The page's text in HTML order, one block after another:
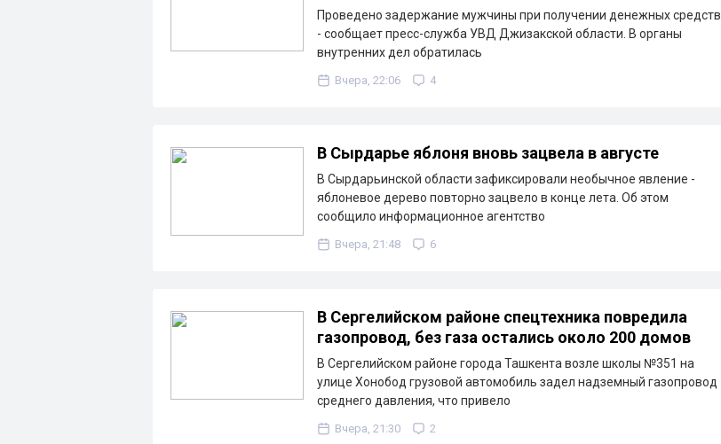
Проведено задержание мужчины при получении денежных средств
- сообщает пресс-служба УВД Джизакской области. В органы
внутренних дел обратилась
Вчера, 22:06 4
В Сырдарье яблоня вновь зацвела в августе
В Сырдарьинской области зафиксировали необычное явление -
яблоневое дерево повторно зацвело в конце лета. Об этом
сообщило информационное агентство
Вчера, 21:48 6
В Сергелийском районе спецтехника повредила
газопровод, без газа остались около 200 домов
В Сергелийском районе города Ташкента возле школы №351 на
улице Хонобод грузовой автомобиль задел надземный газопровод
среднего давления, что привело
Вчера, 21:30 2